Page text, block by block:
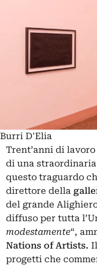
Burri D'Elia
Trent’anni di
di una
questo traguardo
direttore della
del grande
diffuso per tutta
modestamente“,
Nations of Artists.
progetti che